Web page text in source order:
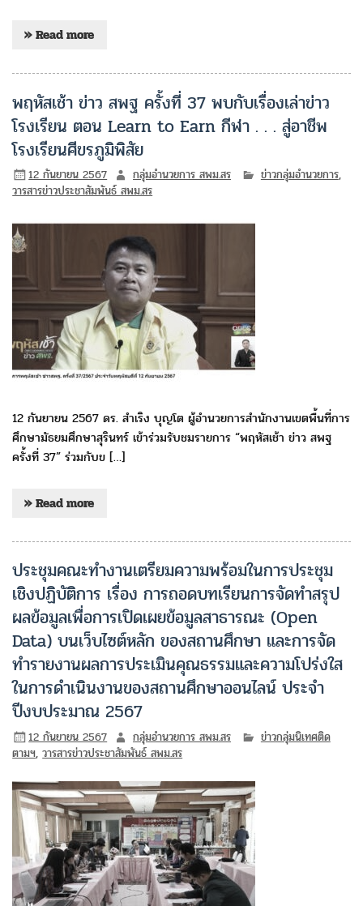
» Read more
พฤหัสเช้า ข่าว สพฐ ครั้งที่ 37 พบกับเรื่องเล่าข่าว
โรงเรียน ตอน Learn to Earn กีฬา . . . สู่อาชีพ
โรงเรียนศีขรภูมิพิสัย
12 กันยายน 2567 กลุ่มอำนวยการ สพม.สร ข่าวกลุ่มอำนวยการ,
วารสารข่าวประชาสัมพันธ์ สพม.สร
12 กันยายน 2567 ดร. สำเริง บุญโต ผู้อำนวยการสำนักงานเขตพื้นที่การ
ศึกษามัธยมศึกษาสุรินทร์ เข้าร่วมรับชมรายการ “พฤหัสเช้า ข่าว สพฐ
ครั้งที่ 37” ร่วมกับข […]
» Read more
ประชุมคณะทำงานเตรียมความพร้อมในการประชุม
เชิงปฏิบัติการ เรื่อง การถอดบทเรียนการจัดทำสรุป
ผลข้อมูลเพื่อการเปิดเผยข้อมูลสาธารณะ (Open
Data) บนเว็บไซต์หลัก ของสถานศึกษา และการจัด
ทำรายงานผลการประเมินคุณธรรมและความโปร่งใส
ในการดำเนินงานของสถานศึกษาออนไลน์ ประจำ
ปีงบประมาณ 2567
12 กันยายน 2567 กลุ่มอำนวยการ สพม.สร
ข่าวกลุ่มนิเทศติด
ตามฯ,วารสารข่าวประชาสัมพันธ์ สพม.สร